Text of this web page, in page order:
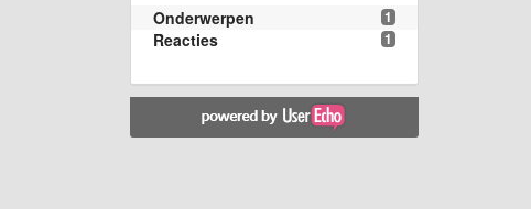
1
Onderwerpen
1
Reacties